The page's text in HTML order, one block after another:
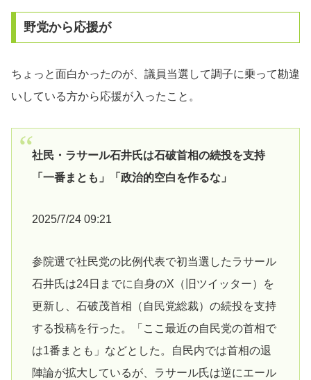
野党から応援が
ちょっと面白かったのが、議員当選して調子に乗って勘違
いしている方から応援が入ったこと。
社民・ラサール石井氏は石破首相の続投を支持
「一番まとも」「政治的空白を作るな」
2025/7/24 09:21
参院選で社民党の比例代表で初当選したラサール
石井氏は24日までに自身のX（旧ツイッター）を
更新し、石破茂首相（自民党総裁）の続投を支持
する投稿を行った。「ここ最近の自民党の首相で
は1番まとも」などとした。自民内では首相の退
陣論が拡大しているが、ラサール氏は逆にエール